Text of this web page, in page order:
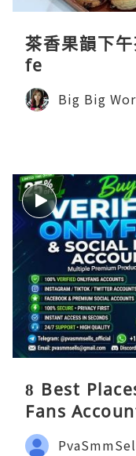
茶香果韻下
fe
Big Big
8 Best
Fans